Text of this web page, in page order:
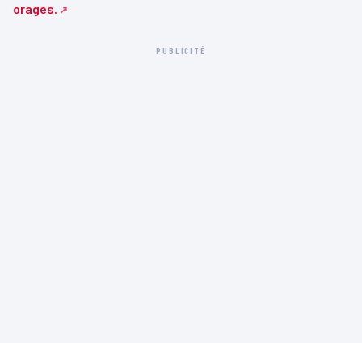
orages.
PUBLICITÉ